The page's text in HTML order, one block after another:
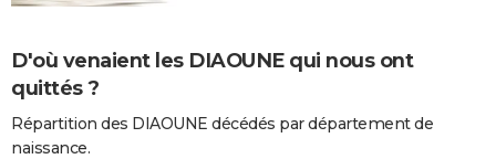
D'où venaient les DIAOUNE qui nous ont
quittés ?
Répartition des DIAOUNE décédés par département de
naissance.